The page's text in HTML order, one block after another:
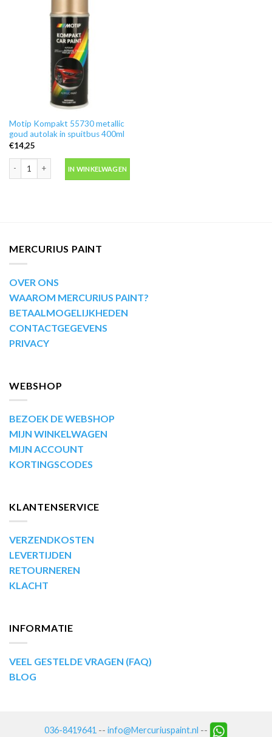
Motip Kompakt 55730 metallic
goud autolak in spuitbus 400ml
€14,25
IN WINKELWAGEN
MERCURIUS PAINT
OVER ONS
WAAROM MERCURIUS PAINT?
BETAALMOGELIJKHEDEN
CONTACTGEGEVENS
PRIVACY
WEBSHOP
BEZOEK DE WEBSHOP
MIJN WINKELWAGEN
MIJN ACCOUNT
KORTINGSCODES
KLANTENSERVICE
VERZENDKOSTEN
LEVERTIJDEN
RETOURNEREN
KLACHT
INFORMATIE
VEEL GESTELDE VRAGEN (FAQ)
BLOG
036-8419641 -- info@Mercuriuspaint.nl --